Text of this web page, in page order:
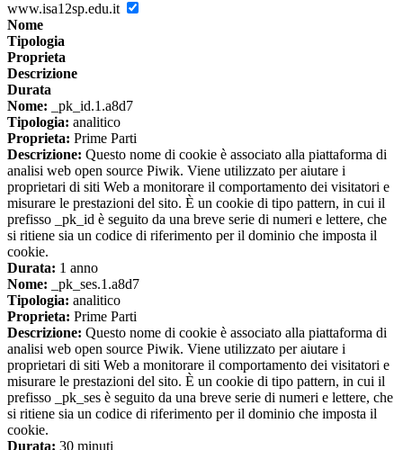
www.isa12sp.edu.it
Nome
Tipologia
Proprieta
Descrizione
Durata
Nome: _pk_id.1.a8d7
Tipologia: analitico
Proprieta: Prime Parti
Descrizione: Questo nome di cookie è associato alla piattaforma di
analisi web open source Piwik. Viene utilizzato per aiutare i
proprietari di siti Web a monitorare il comportamento dei visitatori e
misurare le prestazioni del sito. È un cookie di tipo pattern, in cui il
prefisso _pk_id è seguito da una breve serie di numeri e lettere, che
si ritiene sia un codice di riferimento per il dominio che imposta il
cookie.
Durata: 1 anno
Nome: _pk_ses.1.a8d7
Tipologia: analitico
Proprieta: Prime Parti
Descrizione: Questo nome di cookie è associato alla piattaforma di
analisi web open source Piwik. Viene utilizzato per aiutare i
proprietari di siti Web a monitorare il comportamento dei visitatori e
misurare le prestazioni del sito. È un cookie di tipo pattern, in cui il
prefisso _pk_ses è seguito da una breve serie di numeri e lettere, che
si ritiene sia un codice di riferimento per il dominio che imposta il
cookie.
Durata: 30 minuti